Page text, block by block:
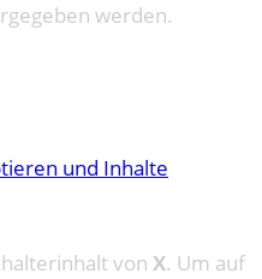
werden.
und Inhalte
von X. Um auf